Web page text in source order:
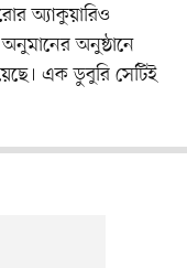
অ্যাকুয়ারিও
অনুমানের অনুষ্ঠানে
এক ডুবুরি সেটিই